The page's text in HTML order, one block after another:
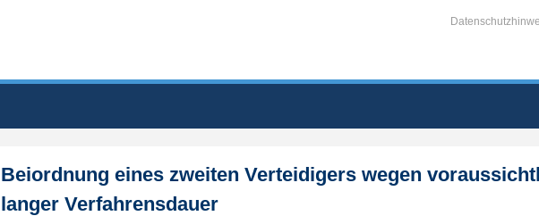
Beiordnung eines zweiten Verteidigers wegen
langer Verfahrensdauer